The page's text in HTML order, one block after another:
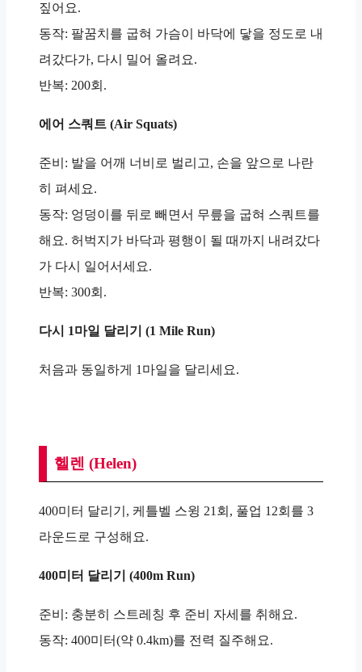
짚어요.
동작: 팔꿈치를 굽혀 가슴이 바닥에 닿을 정도로 내
려갔다가, 다시 밀어 올려요.
반복: 200회.
에어 스쿼트 (Air Squats)
준비: 발을 어깨 너비로 벌리고, 손을 앞으로 나란
히 펴세요.
동작: 엉덩이를 뒤로 빼면서 무릎을 굽혀 스쿼트를
해요. 허벅지가 바닥과 평행이 될 때까지 내려갔다
가 다시 일어서세요.
반복: 300회.
다시 1마일 달리기 (1 Mile Run)
처음과 동일하게 1마일을 달리세요.
헬렌 (Helen)
400미터 달리기, 케틀벨 스윙 21회, 풀업 12회를 3
라운드로 구성해요.
400미터 달리기 (400m Run)
준비: 충분히 스트레칭 후 준비 자세를 취해요.
동작: 400미터(약 0.4km)를 전력 질주해요.